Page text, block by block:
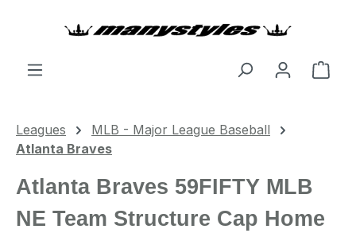
Leagues
MLB - Major League Baseball
Atlanta Braves
Atlanta Braves 59FIFTY MLB
NE Team Structure Cap Home